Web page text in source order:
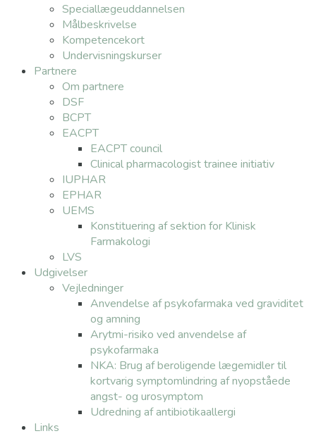
Speciallægeuddannelsen
Målbeskrivelse
Kompetencekort
Undervisningskurser
Partnere
Om partnere
DSF
BCPT
EACPT
EACPT council
Clinical pharmacologist trainee initiativ
IUPHAR
EPHAR
UEMS
Konstituering af sektion for Klinisk
Farmakologi
LVS
Udgivelser
Vejledninger
Anvendelse af psykofarmaka ved graviditet
og amning
Arytmi-risiko ved anvendelse af
psykofarmaka
NKA: Brug af beroligende lægemidler til
kortvarig symptomlindring af nyopståede
angst- og urosymptom
Udredning af antibiotikaallergi
Links